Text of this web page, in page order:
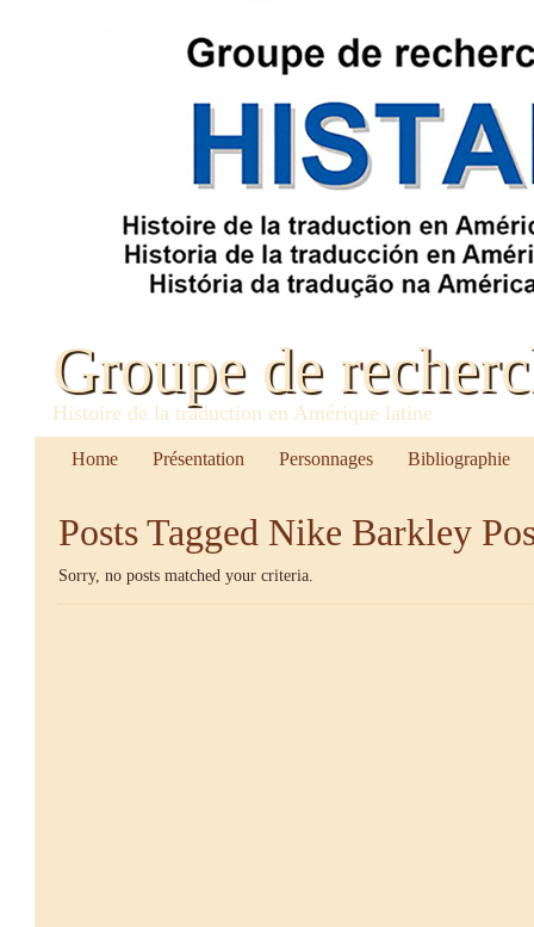
Groupe de
Histoire de la traduction en Amérique latine
Home Présentation Personnages Bibliographie
Posts Tagged Nike Barkley
Sorry, no posts matched your criteria.